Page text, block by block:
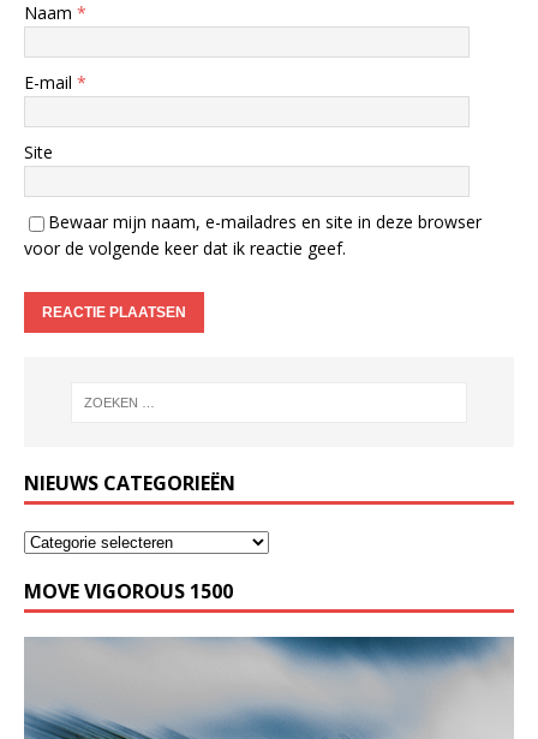
Naam *
E-mail *
Site
Bewaar mijn naam, e-mailadres en site in deze browser
voor de volgende keer dat ik reactie geef.
NIEUWS CATEGORIEËN
MOVE VIGOROUS 1500